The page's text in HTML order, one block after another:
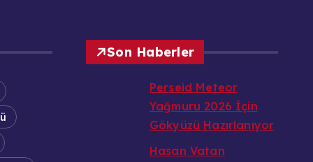
Son Haberler
Perseid Meteor
Yağmuru 2026 İçin
Gökyüzü Hazırlanıyor
Hasan Vatan